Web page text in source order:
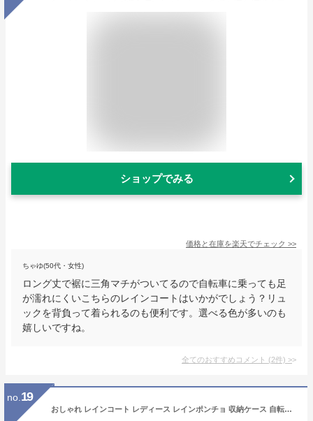
ショップでみる
価格と在庫を楽天でチェック >>
ちゃゆ(50代・女性)
ロング丈で裾に三角マチがついてるので自転車に乗っても足
が濡れにくいこちらのレインコートはいかがでしょう？リュ
ックを背負って着られるのも便利です。選べる色が多いのも
嬉しいですね。
全てのおすすめコメント (2件) >
no. 19
おしゃれ レインコート レディース レインポンチョ 収納ケース 自転車 ロング レインウエア 秋 M L XL 通勤 通学 OL 買い物 雨 台風 雨具 カッパ 雨合羽 大人 通学用 女子 中学生 軽量 大きいサイズ Aライン バイク フェス 収納ケース付き ロング丈 シンプル レインウェア